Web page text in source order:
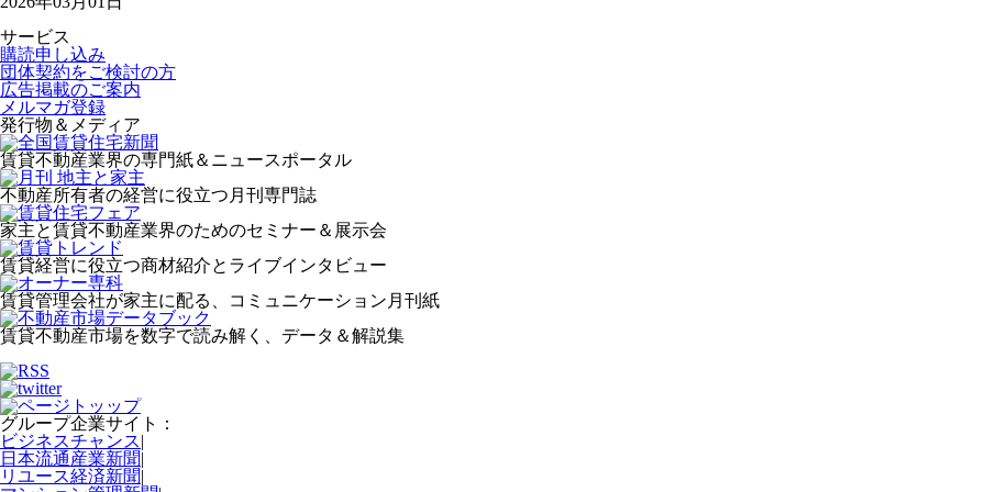
サービス
購読申し込み
団体契約をご検討の方
広告掲載のご案内
メルマガ登録
発行物＆メディア
賃貸不動産業界の専門紙＆ニュースポータル
不動産所有者の経営に役立つ月刊専門誌
家主と賃貸不動産業界のためのセミナー＆展示会
賃貸経営に役立つ商材紹介とライブインタビュー
賃貸管理会社が家主に配る、コミュニケーション月刊紙
賃貸不動産市場を数字で読み解く、データ＆解説集
グループ企業サイト：
ビジネスチャンス|
日本流通産業新聞|
リユース経済新聞|